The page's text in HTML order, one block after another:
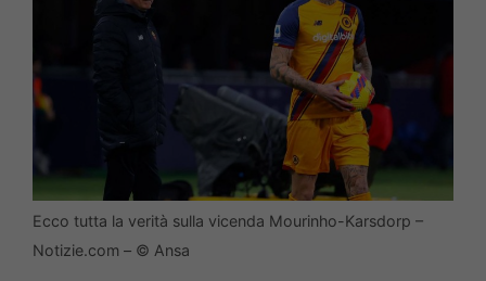
Ecco tutta la verità sulla vicenda Mourinho-Karsdorp –
Notizie.com – © Ansa